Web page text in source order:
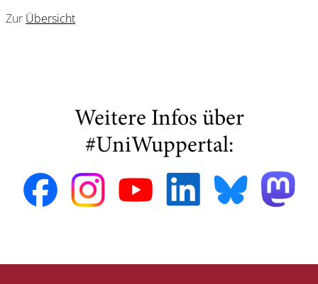
Zur Übersicht
Weitere Infos über
#UniWuppertal: